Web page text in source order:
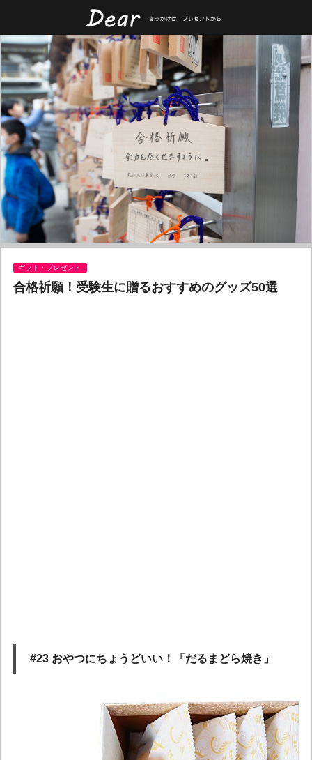
ギフト・プレゼント
合格祈願！受験生に贈るおすすめのグッズ50選
#23 おやつにちょうどいい！「だるまどら焼き」